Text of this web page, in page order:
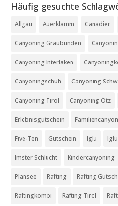
Häufig gesuchte
Allgäu Auerklamm Canadier
Canyoning Graubünden
Canyoning Interlaken
Canyoningschuh Canyoning
Canyoning Tirol Canyoning Ötz
Erlebnisgutschein
Five-Ten Gutschein Iglu
Imster Schlucht Kindercanyoning
Plansee Rafting Rafting
Raftingkombi Rafting Tirol